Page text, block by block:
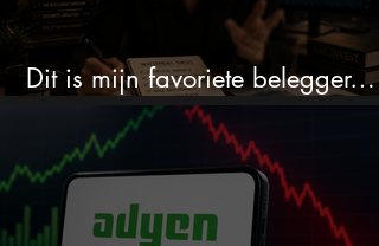
Dit is mijn favoriete belegger…
en het is niet Warren Buffett